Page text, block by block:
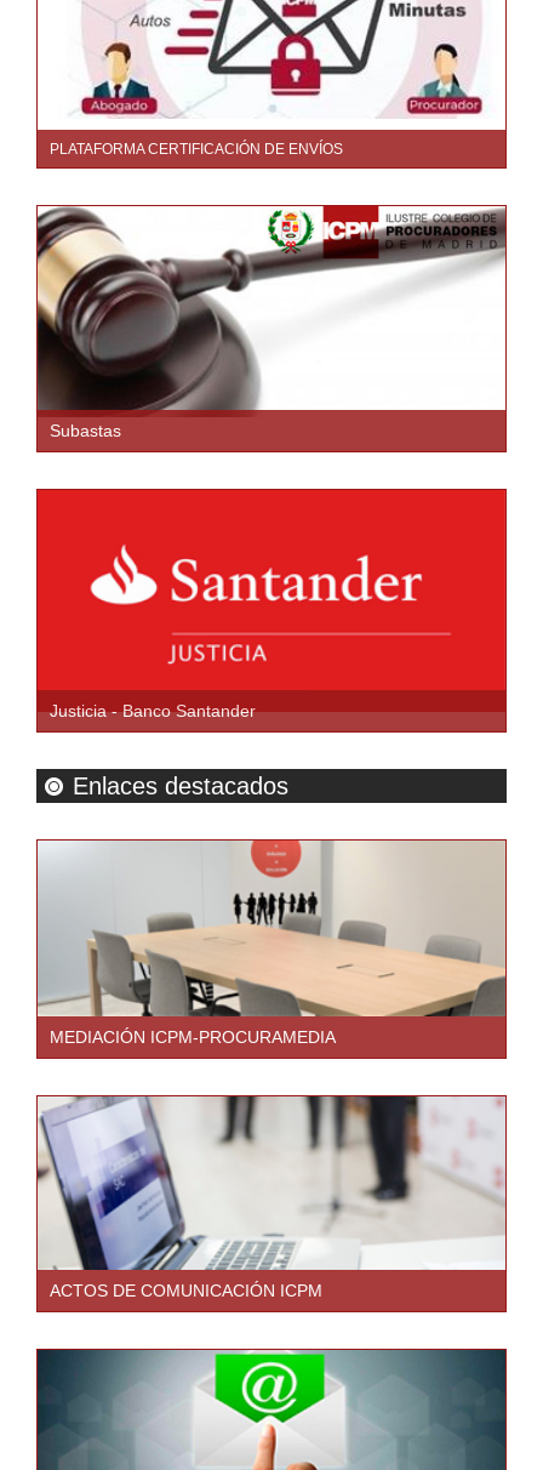
PLATAFORMA CERTIFICACIÓN DE ENVÍOS
Subastas
Justicia - Banco Santander
Enlaces destacados
MEDIACIÓN ICPM-PROCURAMEDIA
ACTOS DE COMUNICACIÓN ICPM